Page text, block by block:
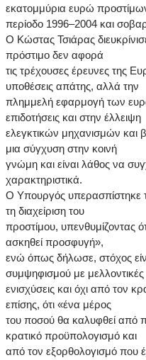
εκατομμύρια ευρώ
περίοδο 1996–2004 και
Ο Κώστας Τσιάρας
πρόστιμο δεν αφορά
τις τρέχουσες έρευνες της
υποθέσεις απάτης, αλλά την
πλημμελή εφαρμογή των
επιδοτήσεις και στην έλλειψη
ελεγκτικών μηχανισμών
μια σύγχυση στην κοινή
γνώμη και είναι λάθος να
χαρακτηριστικά.
Ο Υπουργός υπερασπίστηκε
τη διαχείριση του
προστίμου, υπενθυμίζοντας
ασκηθεί προσφυγή»,
ενώ όπως δήλωσε, στόχος
συμψηφισμού με μελλοντικές
ενισχύσεις και όχι από τον
επίσης, ότι «ένα μέρος
του ποσού θα καλυφθεί από
κρατικό προϋπολογισμό και
από τον εξορθολογισμό που